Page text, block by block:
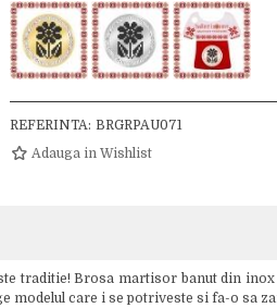
REFERINTA: BRGRPAU071
Adauga in Wishlist
traditie! Brosa martisor banut din
modelul care i se potriveste si fa-o sa